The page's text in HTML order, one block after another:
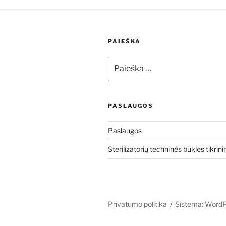
PAIEŠKA
PASLAUGOS
Paslaugos
Sterilizatorių techninės būklės
Privatumo politika Sistema: